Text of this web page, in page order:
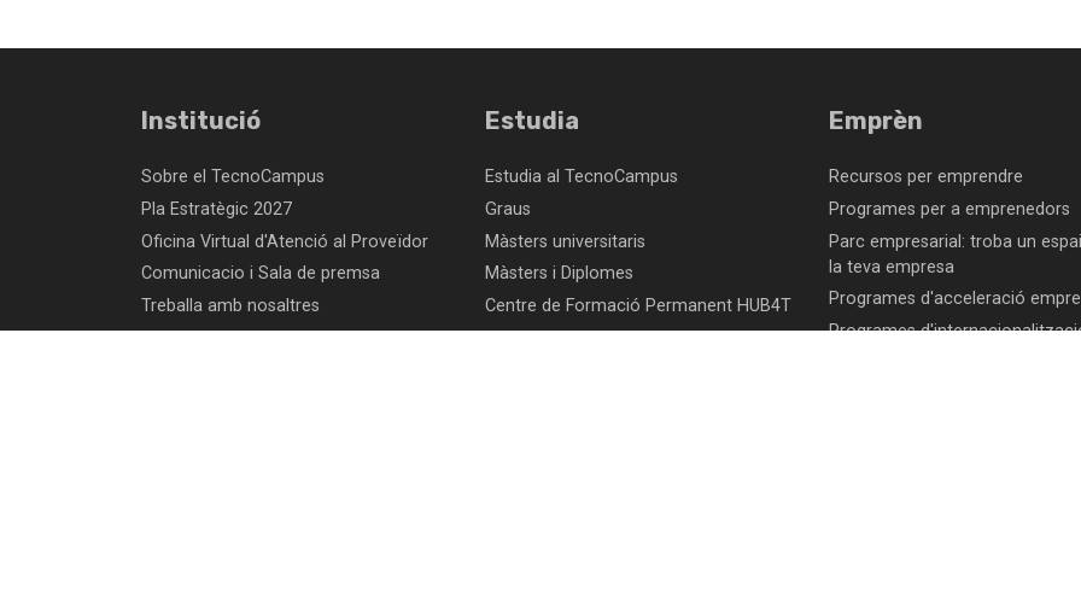
Institució
Sobre el TecnoCampus
Pla Estratègic 2027
Oficina Virtual d'Atenció al Proveïdor
Comunicacio i Sala de premsa
Treballa amb nosaltres
Estudia
Estudia al TecnoCampus
Graus
Màsters universitaris
Màsters i Diplomes
Centre de Formació Permanent HUB4T
Emprèn
Recursos per emprendre
Programes per a emprenedors
Parc empresarial: troba un
la teva empresa
Programes d'acceleració
Programes